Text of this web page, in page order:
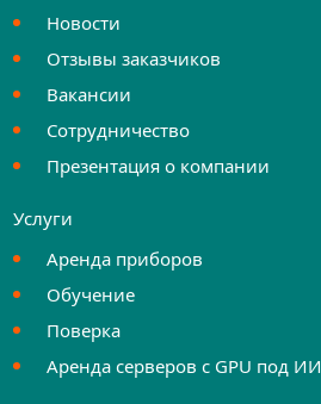
Новости
Отзывы заказчиков
Вакансии
Сотрудничество
Презентация о компании
Услуги
Аренда приборов
Обучение
Поверка
Аренда серверов с GPU под ИИ